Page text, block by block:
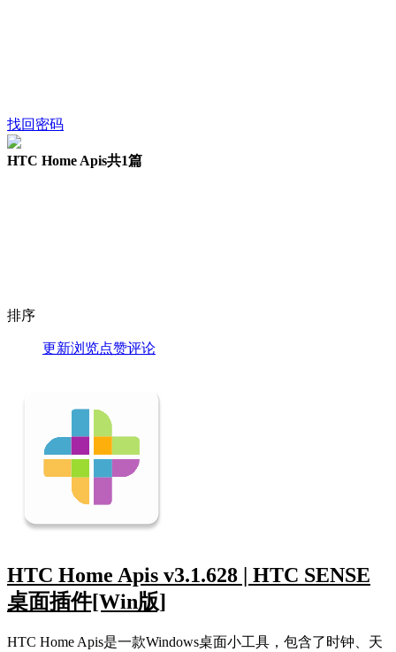
找回密码
HTC Home Apis共1篇
排序
更新浏览点赞评论
HTC Home Apis v3.1.628 | HTC SENSE
桌面插件[Win版]
HTC Home Apis是一款Windows桌面小工具，包含了时钟、天